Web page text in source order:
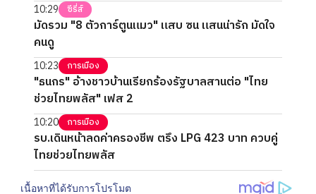
10:29 ซีรี่ส์
มัดรวม "8 ตัวการ์ตูนแมว" แสบ ซน แสนน่ารัก มัดใจ
คนดู
10:23 การเมือง
"ธนกร" อ้างชาวบ้านเรียกร้องรัฐบาลสานต่อ "ไทย
ช่วยไทยพลัส" เฟส 2
10:20 การเมือง
รบ.เดินหน้าลดค่าครองชีพ ตรึง LPG 423 บาท ควบคู่
ไทยช่วยไทยพลัส